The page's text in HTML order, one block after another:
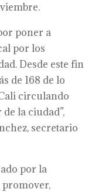
poner a
por los
Desde este fin
de 168 de lo
circulando
la ciudad”,
secretario
por la
promover,